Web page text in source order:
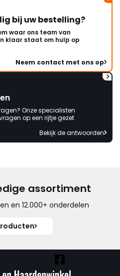
bij uw bestelling?
waar ons team van
klaar staat om hulp op
Neem contact met ons op
Onze specialisten
op een rijtje gezet
Bekijk de antwoorden
assortiment
en 12.000+ onderdelen